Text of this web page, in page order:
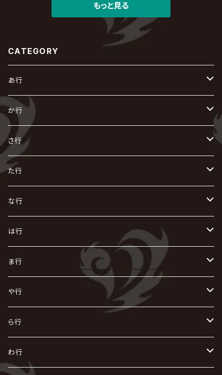
もっと見る
CATEGORY
あ行
あ
R指定
AIOLIN
Azavana
Acid Black Cherry
Ashmaze.
い
IKUO
exist†trace
色々な十字架
168 / 葵-168-
う
VIRGE / ヴァージュ
Waive
UCHUSENTAI:NOIZ / 宇宙戦隊NOIZ
え
ACE OF SPADES
X JAPAN
LSN / The LEGENDARY SIX NINE
お
AURORIZE
OFIAM
か行
か
怪人二十面奏
Kαin
the GazettE
GOTCHAROCKA
き
KISAKI
キズ
KIRITO / キリト
く
Crack6
グラビティ
GREN / グレン
け
[ kei ] / 圭
仮病
こ
GOATBED
ゴールデンボンバー
さ行
さ
ザアザア
The THIRTEEN
XANVALA
し
Zeke Deux
Z CLEAR
Sick²
す
Z CLEAR
超ジャシー
sukekiyo
せ
ゼラ
零[Hz]
そ
SOPHIA
ZOMBIE / ぞんび
た行
た
DASEIN
DAIGO
DADAROMA
ち
CHAQLA.
つ
て
D
DIAURA
と
東京花嫁
な行
な
NIGHTMARE
NAZARE
に
NiEL
NICOLAS
ぬ
nurié
ね
NETH PRIERE CAIN
の
は行
は
heidi.
H.U.G
ひ
HERO
美炎-BIEN-
ふ
Far East Dizain
へ
ま行
ま
THE MICRO HEAD 4N'S
MAO / マオ from SID
み
未完成アリス
む
や行
や
ヤミテラ / 外道反逆者ヤミテラ
ゆ
ら行
ら
わ行